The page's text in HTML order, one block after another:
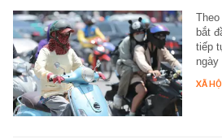
bắt
tiếp
ngày
XÃ